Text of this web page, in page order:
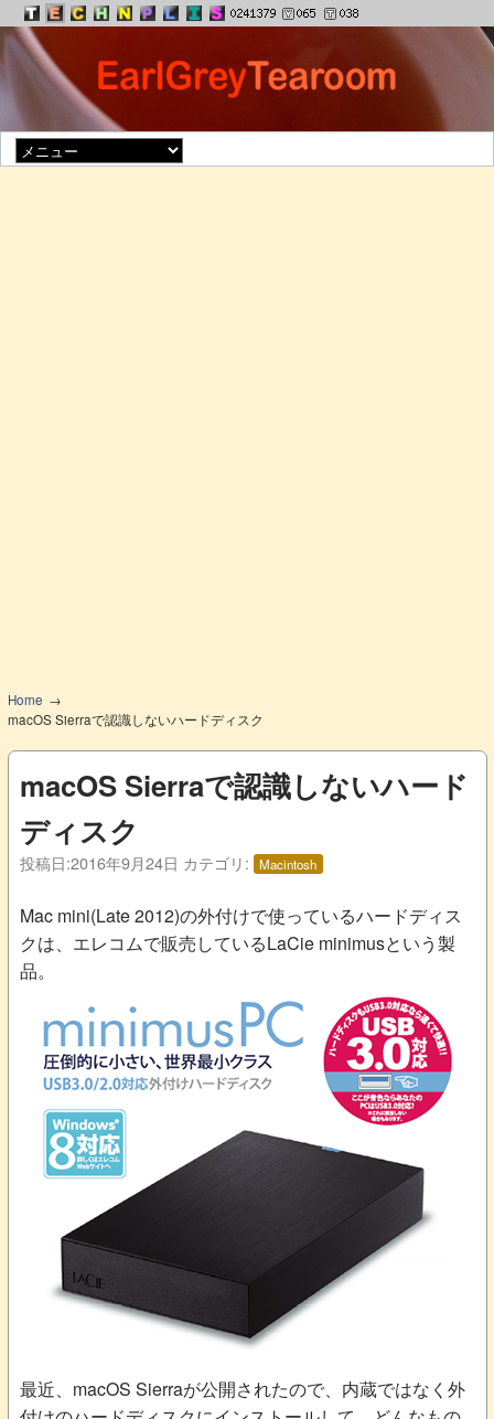
Home
macOS Sierraで認識しないハードディスク
macOS Sierraで認識しないハード
ディスク
投稿日:2016年9月24日 カテゴリ: Macintosh
Mac mini(Late 2012)の外付けで使っているハードディス
クは、エレコムで販売しているLaCie minimusという製
品。
最近、macOS Sierraが公開されたので、内蔵ではなく外